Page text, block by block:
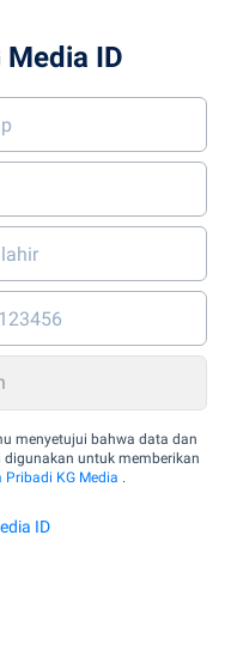
Media ID
menyetujui bahwa data dan
untuk memberikan
Pribadi KG Media .
ID